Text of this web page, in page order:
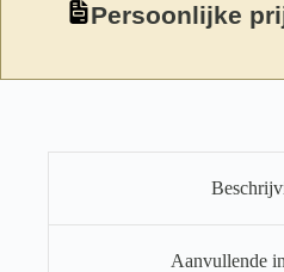
Persoonlijke
Aanvullende